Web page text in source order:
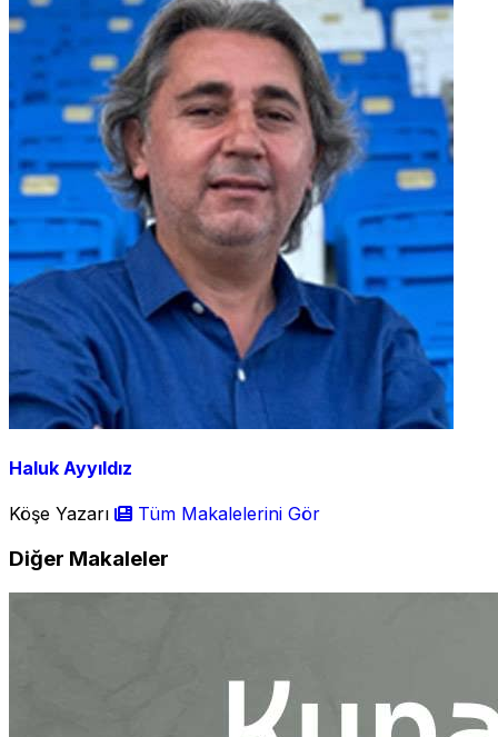
Haluk Ayyıldız
Köşe Yazarı Tüm Makalelerini Gör
Diğer Makaleler